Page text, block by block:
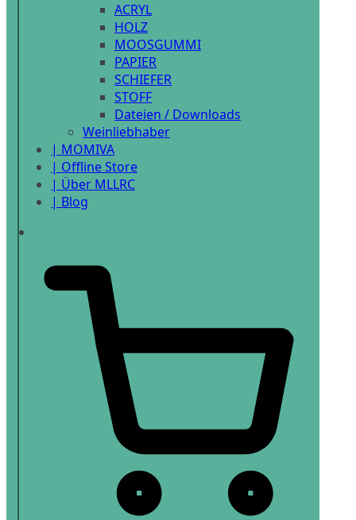
ACRYL
HOLZ
MOOSGUMMI
PAPIER
SCHIEFER
STOFF
Dateien / Downloads
Weinliebhaber
| MOMIVA
| Offline Store
| Über MLLRC
| Blog